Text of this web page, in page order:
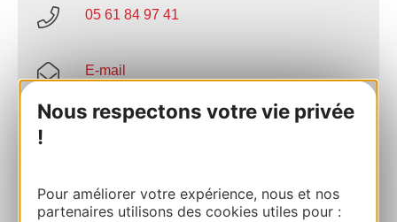
Nous respectons votre vie privée
!
Pour améliorer votre expérience, nous et nos
partenaires utilisons des cookies utiles pour :
05 61 84 97 41
E-mail
Site internet